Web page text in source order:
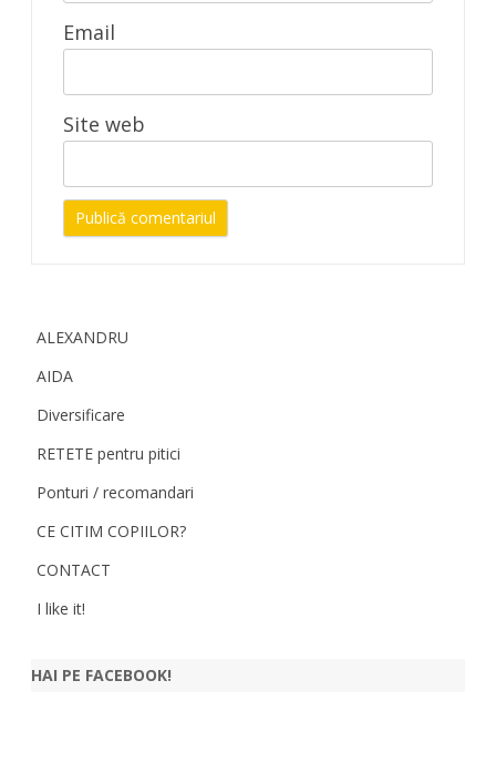
Email
Site web
ALEXANDRU
AIDA
Diversificare
RETETE pentru pitici
Ponturi / recomandari
CE CITIM COPIILOR?
CONTACT
I like it!
HAI PE FACEBOOK!